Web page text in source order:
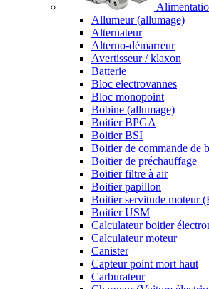
Allumeur (allumage)
Alternateur
Alterno-démarreur
Avertisseur / klaxon
Batterie
Bloc electrovannes
Bloc monopoint
Bobine (allumage)
Boitier BPGA
Boitier BSI
Boitier de commande de
Boitier de préchauffage
Boitier filtre à air
Boitier papillon
Boitier servitude moteur
Boitier USM
Calculateur boitier
Calculateur moteur
Canister
Capteur point mort haut
Carburateur